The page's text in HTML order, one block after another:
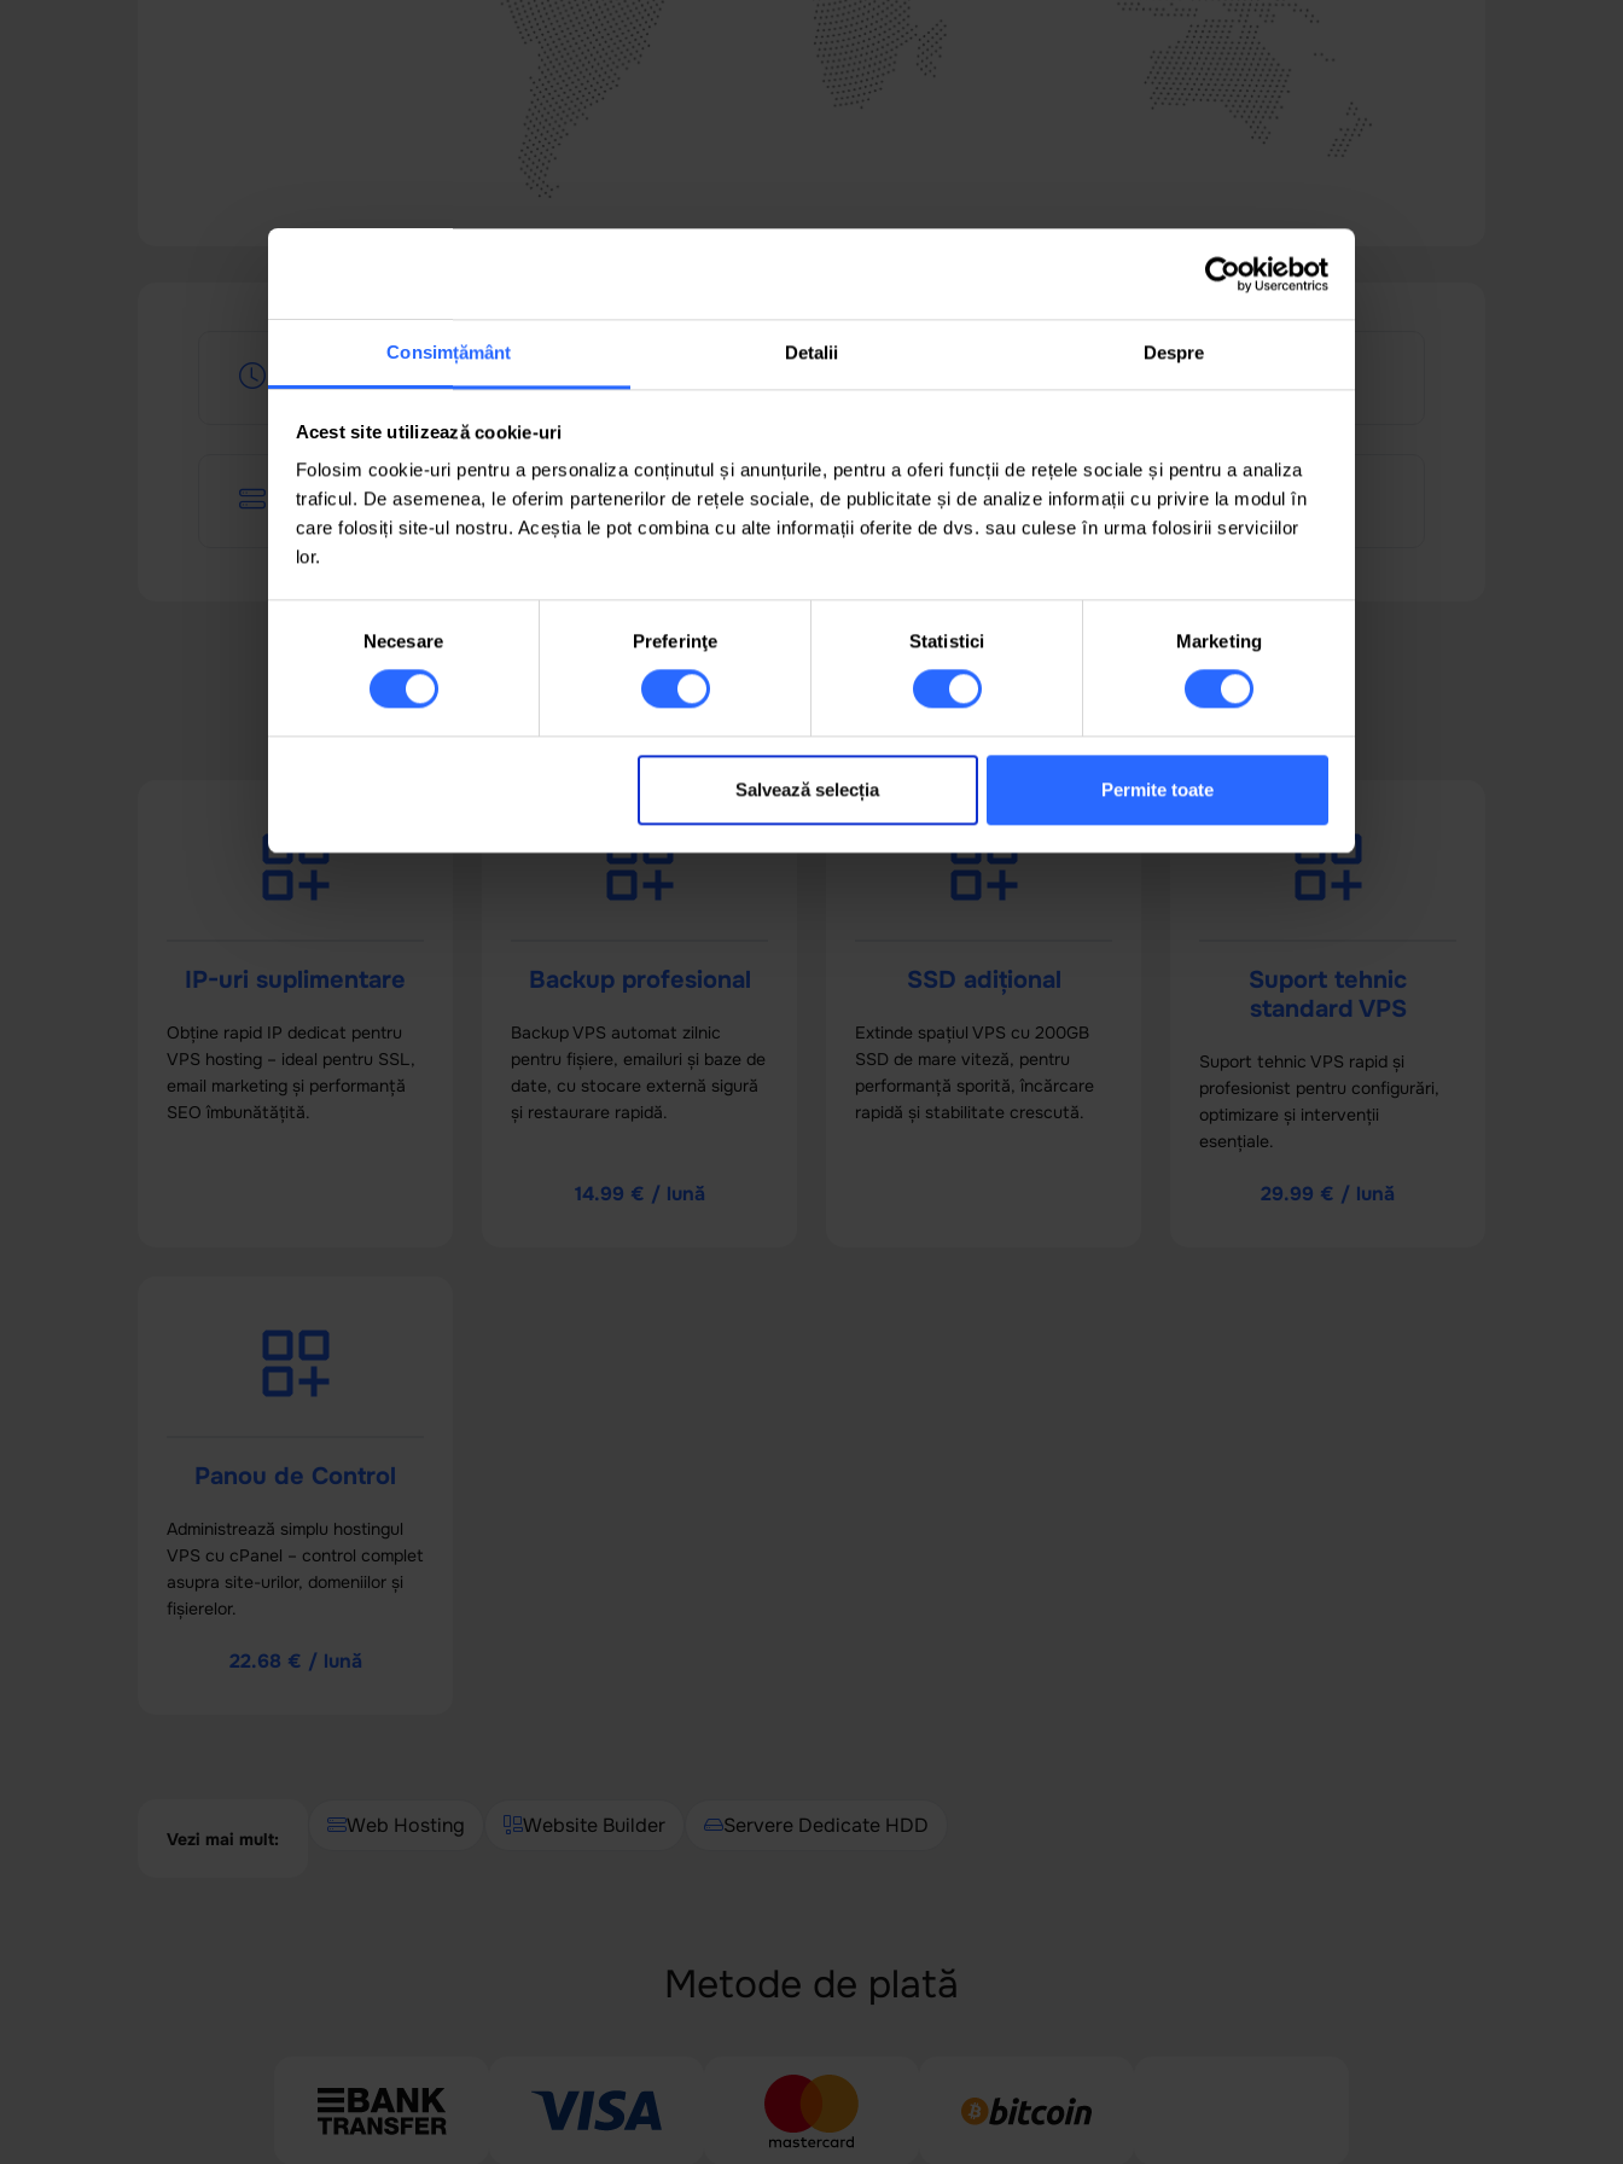
Consimțământ Detalii Despre
Acest site utilizează cookie-uri
Folosim cookie-uri pentru a personaliza conținutul și anunțurile, pentru a oferi funcții de rețele sociale și pentru a analiza
traficul. De asemenea, le oferim partenerilor de rețele sociale, de publicitate și de analize informații cu privire la modul în
care folosiți site-ul nostru. Aceștia le pot combina cu alte informații oferite de dvs. sau culese în urma folosirii serviciilor
lor.
consimțământului
Necesare Preferinţe Statistici Marketing
Salvează selecția Permite toate
99.99 Uptime Servere
conectat la 8 ISP
X2 Generatoare de
250kW
Sistem antiincendiu
Îți recomandăm și următoarele servicii
IP-uri suplimentare
Obține rapid IP dedicat pentru
VPS hosting – ideal pentru SSL,
email marketing și performanță
SEO îmbunătățită.
Backup profesional
Backup VPS automat zilnic
pentru fișiere, emailuri și baze de
date, cu stocare externă sigură
și restaurare rapidă.
14.99 € / lună
SSD adițional
Extinde spațiul VPS cu 200GB
SSD de mare viteză, pentru
performanță sporită, încărcare
rapidă și stabilitate crescută.
Suport tehnic
standard VPS
Suport tehnic VPS rapid și
profesionist pentru configurări,
optimizare și intervenții
esențiale.
29.99 € / lună
Panou de Control
Administrează simplu hostingul
VPS cu cPanel – control complet
asupra site-urilor, domeniilor și
fișierelor.
22.68 € / lună
Vezi mai mult:
Web Hosting Website Builder Servere Dedicate HDD
Metode de plată